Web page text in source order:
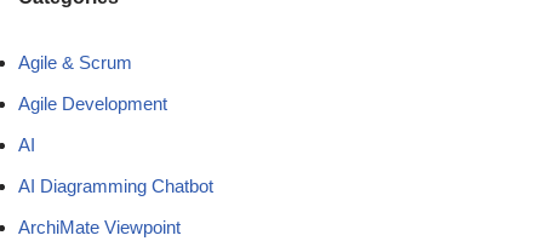
Agile & Scrum
Agile Development
AI
AI Diagramming Chatbot
ArchiMate Viewpoint